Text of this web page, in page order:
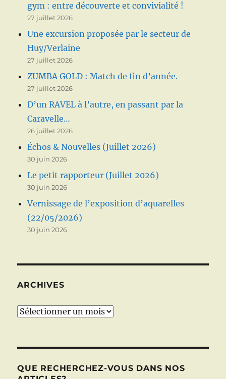
gym : entre découverte et convivialité !
27 juillet 2026
Une excursion proposée par le secteur de
Huy/Verlaine
27 juillet 2026
ZUMBA GOLD : Match de fin d’année.
27 juillet 2026
D’un RAVEL à l’autre, en passant par la
Caravelle…
26 juillet 2026
Échos & Nouvelles (Juillet 2026)
30 juin 2026
Le petit rapporteur (Juillet 2026)
30 juin 2026
Vernissage de l’exposition d’aquarelles
(22/05/2026)
30 juin 2026
ARCHIVES
Archives
QUE RECHERCHEZ-VOUS DANS NOS